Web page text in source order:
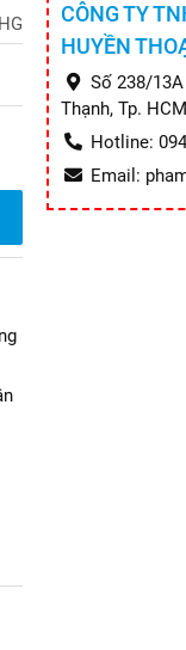
CÔNG TY
HUYỀN
Số 238/
Thạnh, Tp. HCM
Hotline:
Email: